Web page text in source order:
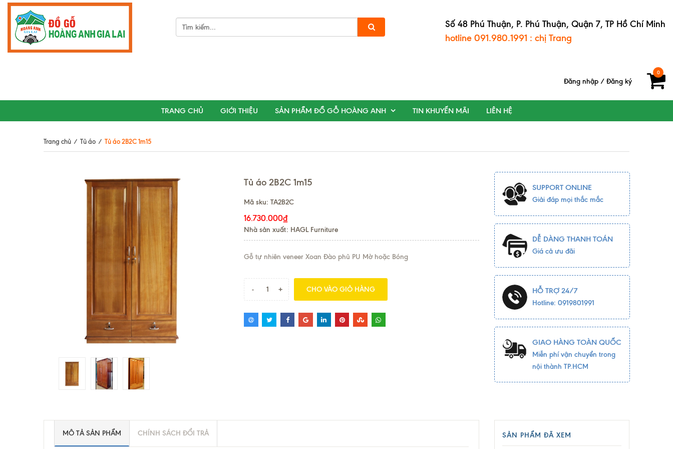
Số 48 Phú Thuận, P. Phú Thuận, Quận 7, TP Hồ Chí Minh
hotline 091.980.1991 : chị Trang
0
Đăng nhập / Đăng ký
TRANG CHỦ GIỚI THIỆU SẢN PHẨM ĐỒ GỖ HOÀNG ANH TIN KHUYẾN MÃI LIÊN HỆ
Trang chủ / Tủ áo / Tủ áo 2B2C 1m15
Tủ áo 2B2C 1m15
Mã sku: TA2B2C
16.730.000₫
Nhà sản xuất: HAGL Furniture
Gỗ tự nhiên veneer Xoan Đào phủ PU Mờ hoặc Bóng
- + CHO VÀO GIỎ HÀNG
SUPPORT ONLINE
Giải đáp mọi thắc mắc
DỄ DÀNG THANH TOÁN
Giá cả ưu đãi
HỖ TRỢ 24/7
Hotline: 0919801991
GIAO HÀNG TOÀN QUỐC
Miễn phí vận chuyển trong
nội thành TP.HCM
MÔ TẢ SẢN PHẨM CHÍNH SÁCH ĐỔI TRẢ SẢN PHẨM ĐÃ XEM